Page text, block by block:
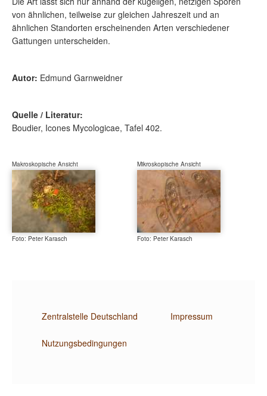
von ähnlichen, teilweise zur gleichen Jahreszeit und an
ähnlichen Standorten erscheinenden Arten verschiedener
Gattungen unterscheiden.
Autor: Edmund Garnweidner
Quelle / Literatur:
Boudier, Icones Mycologicae, Tafel 402.
Makroskopische Ansicht
Foto: Peter Karasch
Mikroskopische Ansicht
Foto: Peter Karasch
Zentralstelle Deutschland Impressum
Nutzungsbedingungen